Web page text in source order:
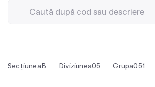
SecțiuneaB Diviziunea05 Grupa051